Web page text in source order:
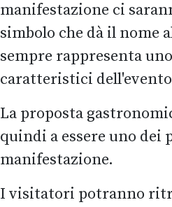
manifestazione ci
simbolo che dà il nome
sempre rappresenta
caratteristici
La proposta
quindi a essere uno dei
manifestazione.
I visitatori potranno